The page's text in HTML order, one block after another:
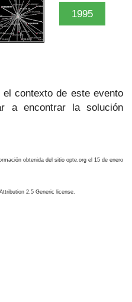
contexto de este evento
a encontrar la solución
obtenida del sitio opte.org el 15 de enero
2.5 Generic license.